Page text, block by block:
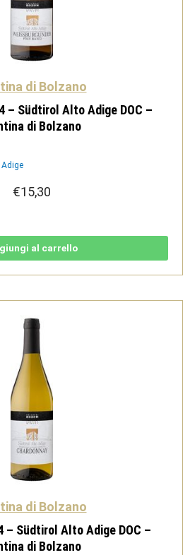
di Bolzano
– Südtirol Alto Adige DOC –
di Bolzano
€15,30
al carrello
di Bolzano
– Südtirol Alto Adige DOC –
di Bolzano